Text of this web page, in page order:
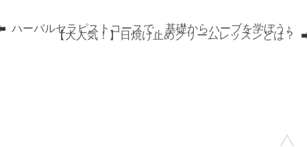
ハーバルセラピストコースで、基礎からハーブを学ぼう♪
【大人気！】日焼け止めクリームレッスンとは？